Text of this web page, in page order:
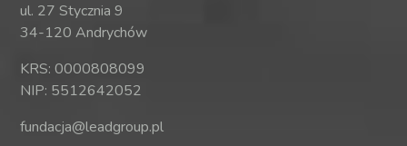
ul. 27 Stycznia 9
34-120 Andrychów
KRS: 0000808099
NIP: 5512642052
fundacja@leadgroup.pl